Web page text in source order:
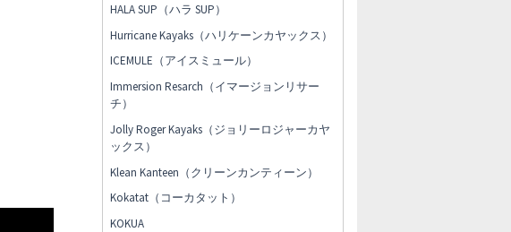
HALA SUP（ハラ SUP）
Hurricane Kayaks（ハリケーンカヤックス）
ICEMULE（アイスミュール）
Immersion Resarch（イマージョンリサー
チ）
Jolly Roger Kayaks（ジョリーロジャーカヤ
ックス）
Klean Kanteen（クリーンカンティーン）
Kokatat（コーカタット）
KOKUA